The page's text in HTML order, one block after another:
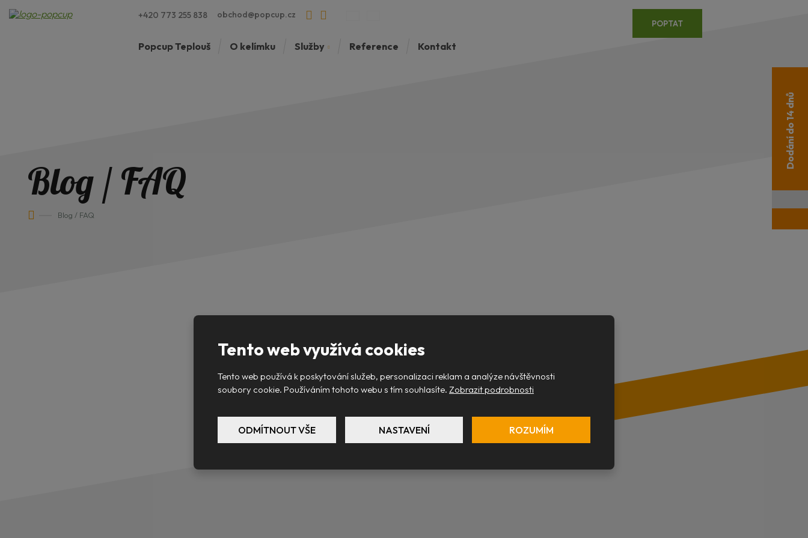
+420 773 255 838 obchod@popcup.cz
Popcup Teplouš O kelímku Služby Reference Kontakt
POPTAT
Blog / FAQ
Blog / FAQ
Dodání do 14 dnů
Tento web využívá cookies
Tento web používá k poskytování služeb, personalizaci reklam a analýze návštěvnosti
soubory cookie. Používáním tohoto webu s tím souhlasíte. Zobrazit podrobnosti
ODMÍTNOUT VŠE NASTAVENÍ ROZUMÍM